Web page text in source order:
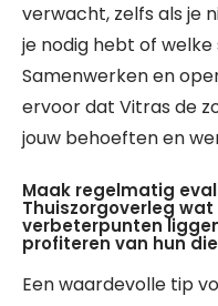
verwacht, zelfs als je
je nodig hebt of
Samenwerken en
ervoor dat Vitras de
jouw behoeften en
Maak regelmatig
Thuiszorgoverleg
verbeterpunten
profiteren van hun
Een waardevolle tip